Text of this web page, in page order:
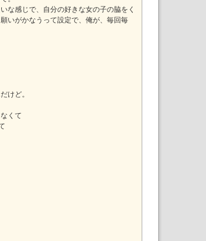
な感じで、自分の好きな女の子の脇をく
いがかなうって設定で、俺が、毎回毎
けど。
くて